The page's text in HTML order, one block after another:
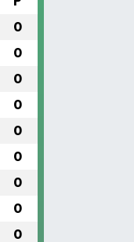
0
0
0
0
0
0
0
0
0